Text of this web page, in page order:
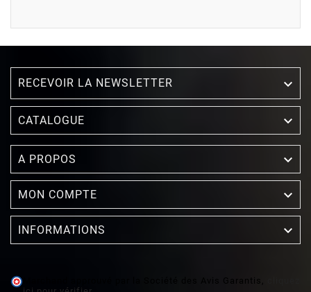
RECEVOIR LA NEWSLETTER 
CATALOGUE 
A PROPOS 
MON COMPTE 
INFORMATIONS 
Marchand approuvé par la Société des Avis Garantis,